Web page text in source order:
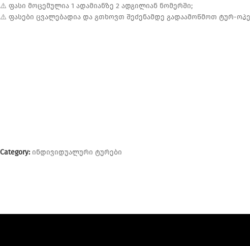
⚠️ ფასი მოცემულია 1 ადამიანზე 2 ადგილიან ნომერში;
⚠️ ფასები ცვალებადია და გთხოვთ შეძენამდე გადაამოწმოთ ტურ-
Category: ინდივიდუალური ტურები